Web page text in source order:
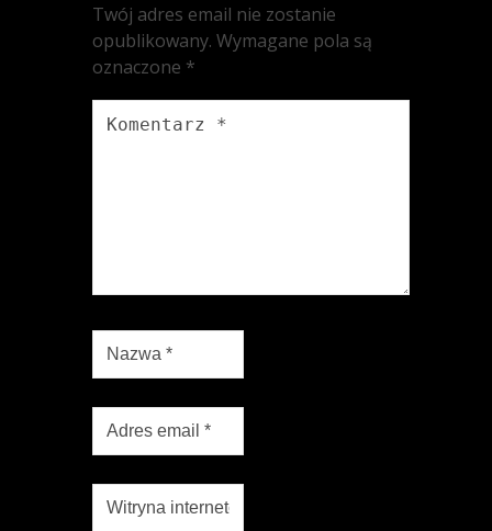
Twój adres email nie zostanie
opublikowany. Wymagane pola są
oznaczone *